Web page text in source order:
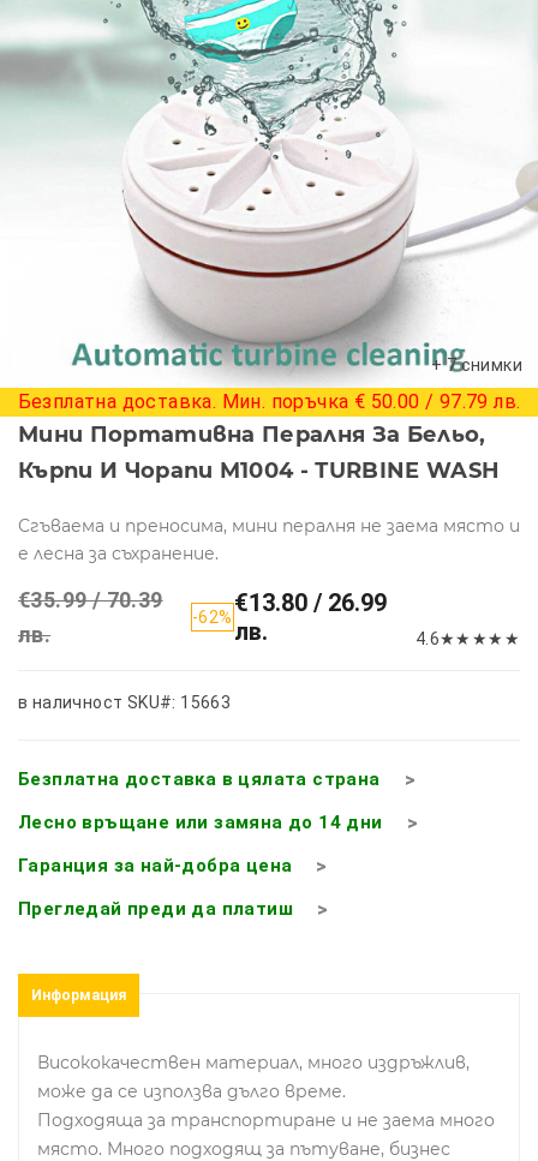
+ 7 снимки
Безплатна доставка. Мин. поръчка € 50.00 / 97.79 лв.
Мини Портативна Пералня За Бельо,
Кърпи И Чорапи M1004 - ТURBINE WASH
Сгъваема и преносима, мини пералня не заема място и
е лесна за съхранение.
€35.99 / 70.39
лв.
-62%€13.80 / 26.99
лв.
4.6★★ ★★ ★
в наличност SKU#: 15663
Безплатна доставка в цялата страна
Лесно връщане или замяна до 14 дни
Гаранция за най-добра цена
Прегледай преди да платиш
Информация
Висококачествен материал, много издръжлив,
може да се използва дълго време.
Подходяща за транспортиране и не заема много
място. Много подходящ за пътуване, бизнес